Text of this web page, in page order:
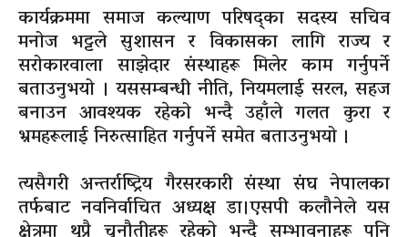
कार्यक्रममा समाज कल्याण परिषद्का सदस्य सचिव
मनोज भट्टले सुशासन र विकासका लागि राज्य र
सरोकारवाला साझेदार संस्थाहरू मिलेर काम गर्नुपर्ने
बताउनुभयो । यससम्बन्धी नीति, नियमलाई सरल, सहज
बनाउन आवश्यक रहेको भन्दै उहाँले गलत कुरा र
भ्रमहरूलाई निरुत्साहित गर्नुपर्ने समेत बताउनुभयो ।
त्यसैगरी अन्तर्राष्ट्रिय गैरसरकारी संस्था संघ नेपालका
तर्फबाट नवनिर्वाचित अध्यक्ष डा।एसपी कलौनेले यस